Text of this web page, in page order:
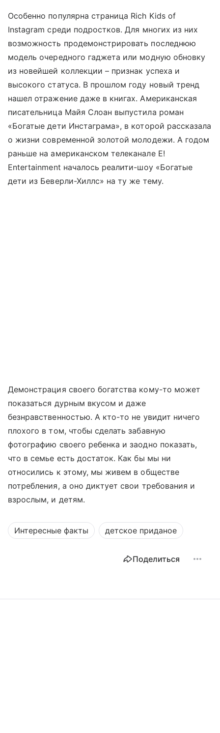
Особенно популярна страница Rich Kids of
Instagram среди подростков. Для многих из них
возможность продемонстрировать последнюю
модель очередного гаджета или модную обновку
из новейшей коллекции – признак успеха и
высокого статуса. В прошлом году новый тренд
нашел отражение даже в книгах. Американская
писательница Майя Слоан выпустила роман
«Богатые дети Инстаграма», в которой рассказала
о жизни современной золотой молодежи. А годом
раньше на американском телеканале Е!
Entertainment началось реалити-шоу «Богатые
дети из Беверли-Хиллс» на ту же тему.
Демонстрация своего богатства кому-то может
показаться дурным вкусом и даже
безнравственностью. А кто-то не увидит ничего
плохого в том, чтобы сделать забавную
фотографию своего ребенка и заодно показать,
что в семье есть достаток. Как бы мы ни
относились к этому, мы живем в обществе
потребления, а оно диктует свои требования и
взрослым, и детям.
Интересные факты детское приданое
Поделиться